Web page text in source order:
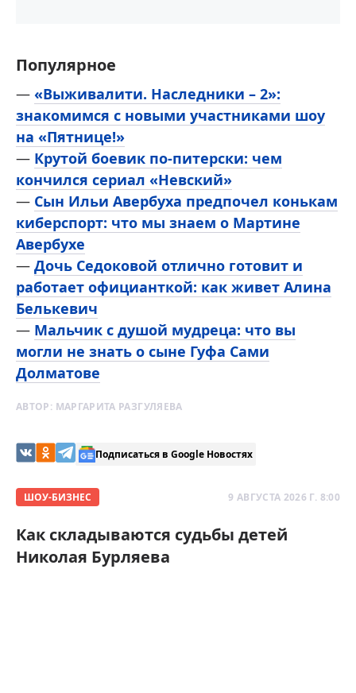
Популярное
— «Выживалити. Наследники – 2»:
знакомимся с новыми участниками шоу
на «Пятнице!»
— Крутой боевик по-питерски: чем
кончился сериал «Невский»
— Сын Ильи Авербуха предпочел конькам
киберспорт: что мы знаем о Мартине
Авербухе
— Дочь Седоковой отлично готовит и
работает официанткой: как живет Алина
Белькевич
— Мальчик с душой мудреца: что вы
могли не знать о сыне Гуфа Сами
Долматове
АВТОР: МАРГАРИТА РАЗГУЛЯЕВА
Подписаться в Google Новостях
ШОУ-БИЗНЕС 9 АВГУСТА 2026 Г. 8:00
Как складываются судьбы детей
Николая Бурляева